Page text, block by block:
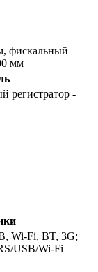
фискальный
мм
регистратор -
Wi-Fi, BT, 3G;
USB/Wi-Fi